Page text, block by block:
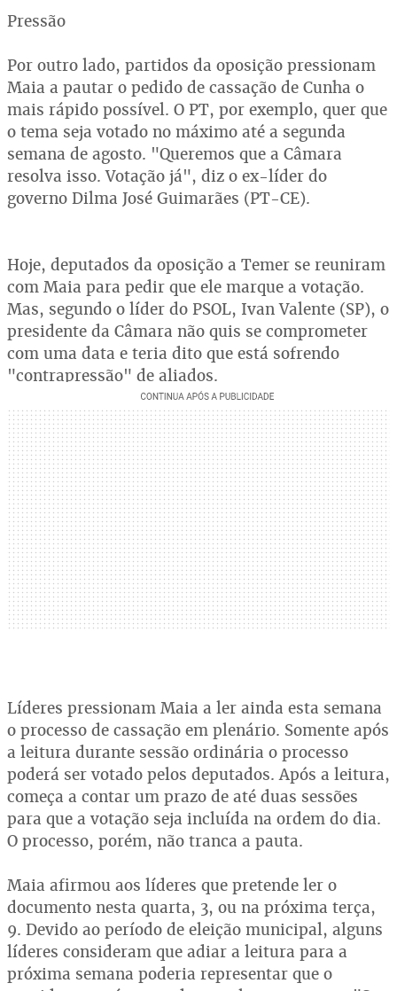
Pressão
Por outro lado, partidos da oposição pressionam
Maia a pautar o pedido de cassação de Cunha o
mais rápido possível. O PT, por exemplo, quer que
o tema seja votado no máximo até a segunda
semana de agosto. "Queremos que a Câmara
resolva isso. Votação já", diz o ex-líder do
governo Dilma José Guimarães (PT-CE).
Hoje, deputados da oposição a Temer se reuniram
com Maia para pedir que ele marque a votação.
Mas, segundo o líder do PSOL, Ivan Valente (SP), o
presidente da Câmara não quis se comprometer
com uma data e teria dito que está sofrendo
"contrapressão" de aliados.
Líderes pressionam Maia a ler ainda esta semana
o processo de cassação em plenário. Somente após
a leitura durante sessão ordinária o processo
poderá ser votado pelos deputados. Após a leitura,
começa a contar um prazo de até duas sessões
para que a votação seja incluída na ordem do dia.
O processo, porém, não tranca a pauta.
Maia afirmou aos líderes que pretende ler o
documento nesta quarta, 3, ou na próxima terça,
9. Devido ao período de eleição municipal, alguns
líderes consideram que adiar a leitura para a
próxima semana poderia representar que o